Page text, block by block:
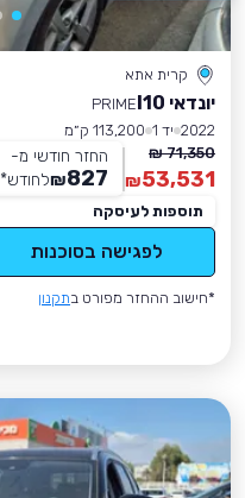
קרית אתא
יונדאי I10
PRIME
2022 יד 1
113,200 ק״מ
71,350 ₪
53,531
₪
החזר חודשי מ-
827
₪לחודש*
תוספות לעיסקה
לפגישה בסוכנות
*חישוב ההחזר מפורט בתקנון